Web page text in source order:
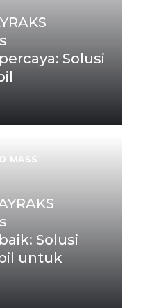
Solusi
MASS
Solusi
untuk